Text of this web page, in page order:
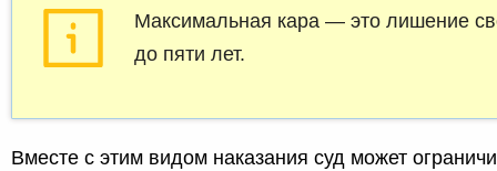
Максимальная кара — это лишение
до пяти лет.
Вместе с этим видом наказания суд может